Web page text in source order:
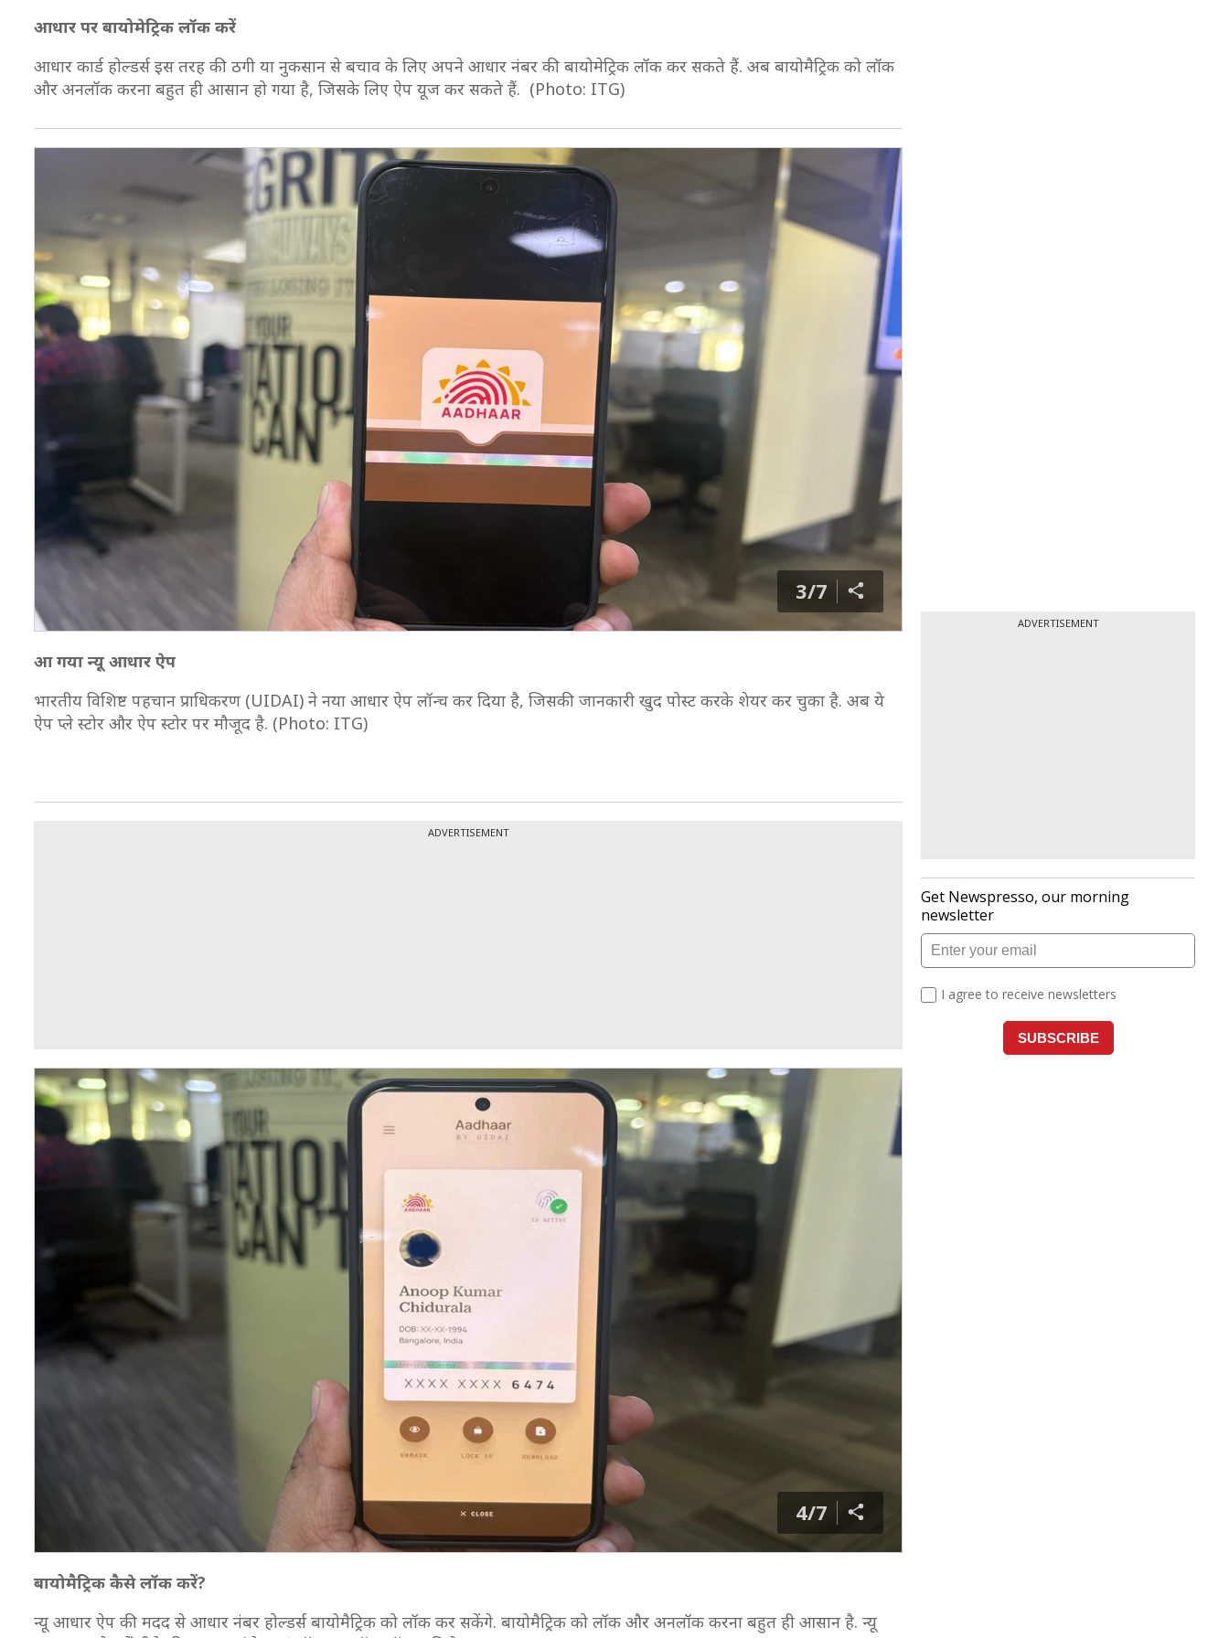
आधार पर बायोमेट्रिक लॉक करें
आधार कार्ड होल्डर्स इस तरह की ठगी या नुकसान से बचाव के लिए अपने आधार नंबर की बायोमेट्रिक लॉक कर सकते हैं. अब बायोमैट्रिक को लॉक
और अनलॉक करना बहुत ही आसान हो गया है, जिसके लिए ऐप यूज कर सकते हैं. (Photo: ITG)
3/7
आ गया न्यू आधार ऐप
भारतीय विशिष्ट पहचान प्राधिकरण (UIDAI) ने नया आधार ऐप लॉन्च कर दिया है, जिसकी जानकारी खुद पोस्ट करके शेयर कर चुका है. अब ये
ऐप प्ले स्टोर और ऐप स्टोर पर मौजूद है. (Photo: ITG)
ADVERTISEMENT
4/7
बायोमैट्रिक कैसे लॉक करें?
न्यू आधार ऐप की मदद से आधार नंबर होल्डर्स बायोमैट्रिक को लॉक कर सकेंगे. बायोमैट्रिक को लॉक और अनलॉक करना बहुत ही आसान है. न्यू
ADVERTISEMENT